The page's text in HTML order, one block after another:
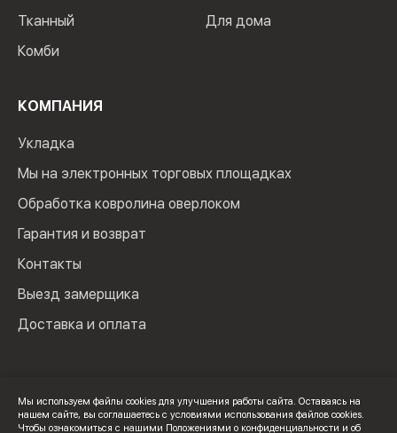
Тканный
Комби
Для дома
КОМПАНИЯ
Укладка
Мы на электронных торговых площадках
Обработка ковролина оверлоком
Гарантия и возврат
Контакты
Выезд замерщика
Доставка и оплата
© 2024 Мир Ковролина. ИП Зверев Максим Ильич. ИНН:
Мы используем файлы cookies для улучшения работы сайта. Оставаясь на
нашем сайте, вы соглашаетесь с условиями использования файлов cookies.
Чтобы ознакомиться с нашими Положениями о конфиденциальности и об